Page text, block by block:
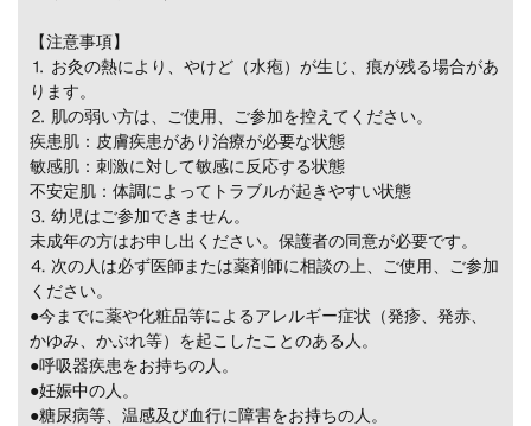
【注意事項】
⒈ お灸の熱により、やけど（水疱）が生じ、痕が残る場合があ
ります。
⒉ 肌の弱い方は、ご使用、ご参加を控えてください。
疾患肌：皮膚疾患があり治療が必要な状態
敏感肌：刺激に対して敏感に反応する状態
不安定肌：体調によってトラブルが起きやすい状態
⒊ 幼児はご参加できません。
未成年の方はお申し出ください。保護者の同意が必要です。
⒋ 次の人は必ず医師または薬剤師に相談の上、ご使用、ご参加
ください。
●今までに薬や化粧品等によるアレルギー症状（発疹、発赤、
かゆみ、かぶれ等）を起こしたことのある人。
●呼吸器疾患をお持ちの人。
●妊娠中の人。
●糖尿病等、温感及び血行に障害をお持ちの人。